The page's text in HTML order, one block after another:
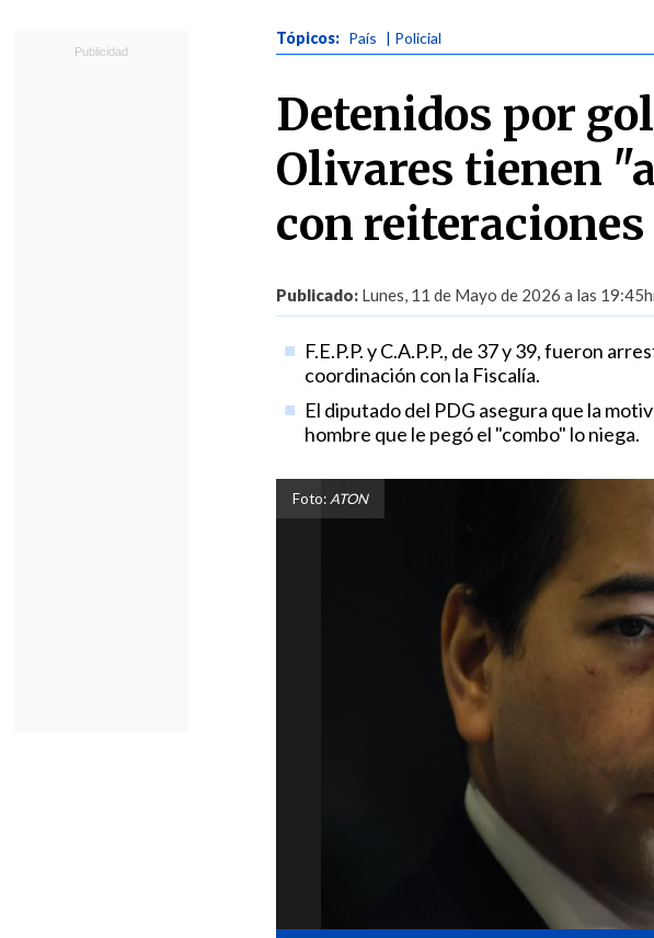
Tópicos: País | Policial
Detenidos por
Olivares tienen
con
Publicado: Lunes, 11 de Mayo de 2026 a las
F.E.P.P. y C.A.P.P., de 37 y 39, fueron
coordinación con la Fiscalía.
El diputado del PDG asegura que la
hombre que le pegó el "combo" lo niega.
Foto: ATON